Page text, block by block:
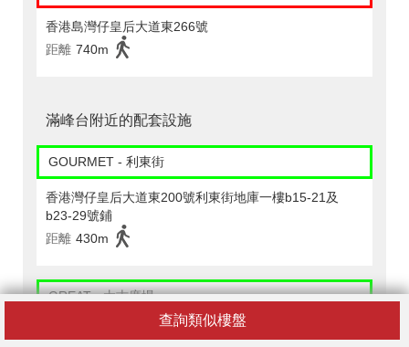
查詢類似樓盤
香港島灣仔皇后大道東266號
距離 740m
滿峰台附近的配套設施
GOURMET - 利東街
香港灣仔皇后大道東200號利東街地庫一樓b15-21及
b23-29號鋪
距離 430m
GREAT - 太古廣場
香港中環金鐘道太古廣場2期地庫